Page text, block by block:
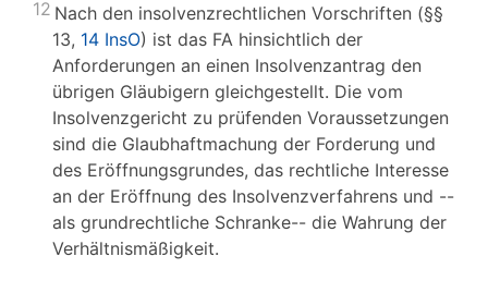
12 Nach den insolvenzrechtlichen Vorschriften (§§
13, 14 InsO) ist das FA hinsichtlich der
Anforderungen an einen Insolvenzantrag den
übrigen Gläubigern gleichgestellt. Die vom
Insolvenzgericht zu prüfenden Voraussetzungen
sind die Glaubhaftmachung der Forderung und
des Eröffnungsgrundes, das rechtliche Interesse
an der Eröffnung des Insolvenzverfahrens und --
als grundrechtliche Schranke-- die Wahrung der
Verhältnismäßigkeit.